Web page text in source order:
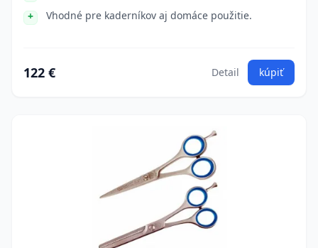
Vhodné pre kaderníkov aj domáce použitie.
122 € Detail kúpiť